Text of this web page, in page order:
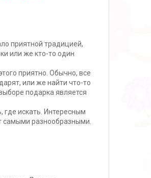
приятной традицией,
или же кто-то один
приятно. Обычно, все
или же найти что-то
подарка является
где искать. Интересным
самыми разнообразными.